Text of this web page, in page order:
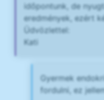
időpontunk, de
eredmények, ezért
Üdvözlettel:
Kati
Gyermek
fordulni, ez